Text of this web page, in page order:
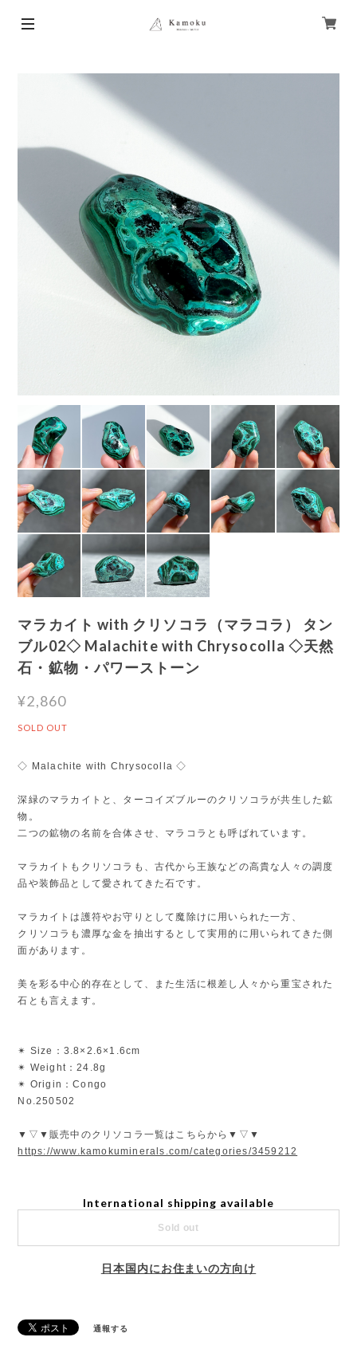
マラカイト with クリソコラ（マラコラ） タン
ブル02◇ Malachite with Chrysocolla ◇天然
石・鉱物・パワーストーン
¥2,860
SOLD OUT
◇ Malachite with Chrysocolla ◇
深緑のマラカイトと、ターコイズブルーのクリソコラが共生した鉱
物。
二つの鉱物の名前を合体させ、マラコラとも呼ばれています。
マラカイトもクリソコラも、古代から王族などの高貴な人々の調度
品や装飾品として愛されてきた石です。
マラカイトは護符やお守りとして魔除けに用いられた一方、
クリソコラも濃厚な金を抽出するとして実用的に用いられてきた側
面があります。
美を彩る中心的存在として、また生活に根差し人々から重宝された
石とも言えます。
✴︎ Size：3.8×2.6×1.6cm
✴︎ Weight：24.8g
✴︎ Origin：Congo
No.250502
▼▽▼販売中のクリソコラ一覧はこちらから▼▽▼
https://www.kamokuminerals.com/categories/3459212
International shipping available
Sold out
日本国内にお住まいの方向け
通報する